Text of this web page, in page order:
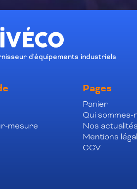
d'équipements industriels
mesure
Pages
Panier
Qui sommes-
Nos actualités
Mentions
CGV